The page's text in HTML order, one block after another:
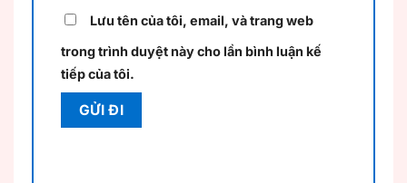
Lưu tên của tôi, email, và trang web
trong trình duyệt này cho lần bình luận kế
tiếp của tôi.